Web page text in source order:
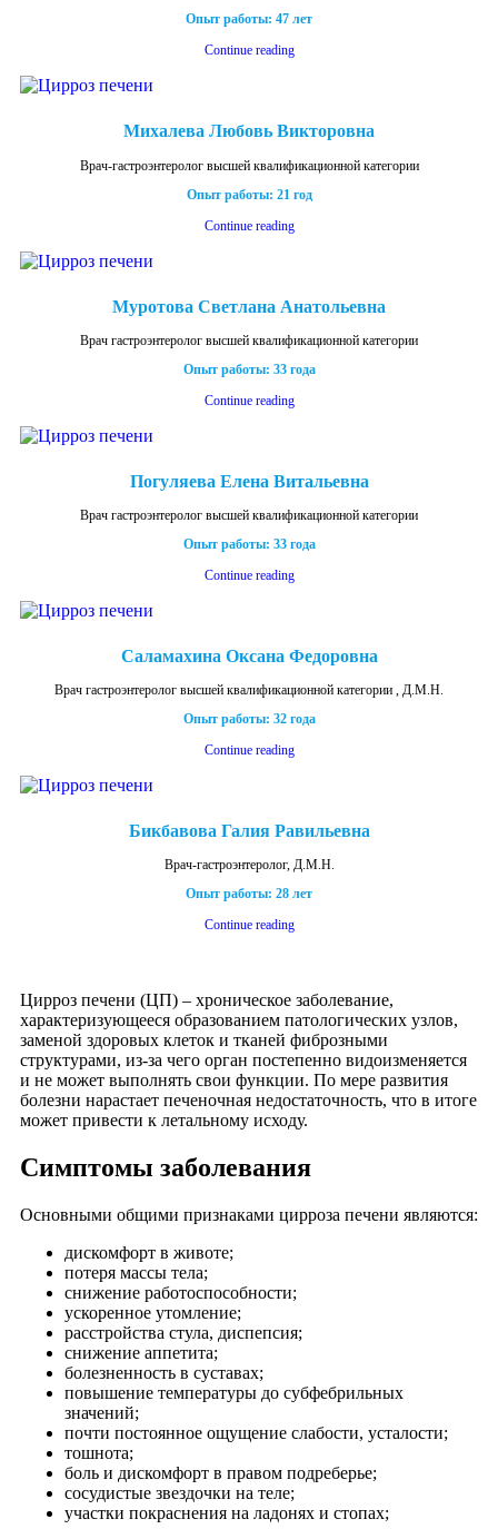
Опыт работы: 47 лет
Continue reading
Михалева Любовь Викторовна
Врач-гастроэнтеролог высшей квалификационной категории
Опыт работы: 21 год
Continue reading
Муротова Светлана Анатольевна
Врач гастроэнтеролог высшей квалификационной категории
Опыт работы: 33 года
Continue reading
Погуляева Елена Витальевна
Врач гастроэнтеролог высшей квалификационной категории
Опыт работы: 33 года
Continue reading
Саламахина Оксана Федоровна
Врач гастроэнтеролог высшей квалификационной категории , Д.М.Н.
Опыт работы: 32 года
Continue reading
Бикбавова Галия Равильевна
Врач-гастроэнтеролог, Д.М.Н.
Опыт работы: 28 лет
Continue reading
Цирроз печени (ЦП) – хроническое заболевание,
характеризующееся образованием патологических узлов,
заменой здоровых клеток и тканей фиброзными
структурами, из-за чего орган постепенно видоизменяется
и не может выполнять свои функции. По мере развития
болезни нарастает печеночная недостаточность, что в итоге
может привести к летальному исходу.
Симптомы заболевания
Основными общими признаками цирроза печени являются:
дискомфорт в животе;
потеря массы тела;
снижение работоспособности;
ускоренное утомление;
расстройства стула, диспепсия;
снижение аппетита;
болезненность в суставах;
повышение температуры до субфебрильных
значений;
почти постоянное ощущение слабости, усталости;
тошнота;
боль и дискомфорт в правом подреберье;
сосудистые звездочки на теле;
участки покраснения на ладонях и стопах;